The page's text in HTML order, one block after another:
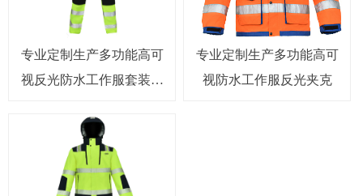
专业定制生产多功能高可
视反光防水工作服套装反
专业定制生产多功能高可
视防水工作服反光夹克